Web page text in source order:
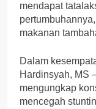
mendapat
makanan
Dalam
Hardinsyah, MS
mengungkap
mencegah